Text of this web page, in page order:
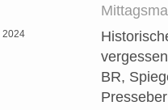
2024
BR,